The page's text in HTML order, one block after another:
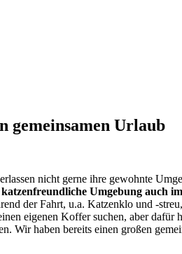
gemeinsamen Urlaub
nicht gerne ihre gewohnte
katzenfreundliche Umgebung auch
der Fahrt, u.a. Katzenklo und -
eigenen Koffer suchen, aber
Wir haben bereits einen großen